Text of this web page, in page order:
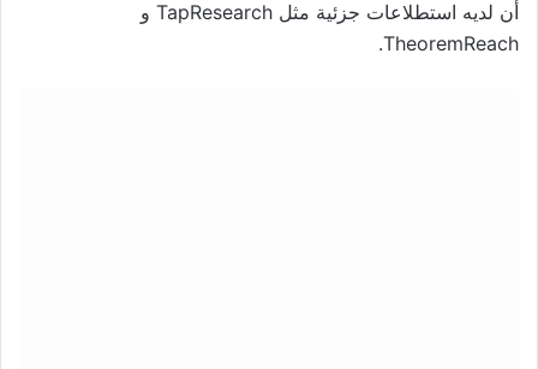
أن لديه استطلاعات جزئية مثل TapResearch و
TheoremReach.